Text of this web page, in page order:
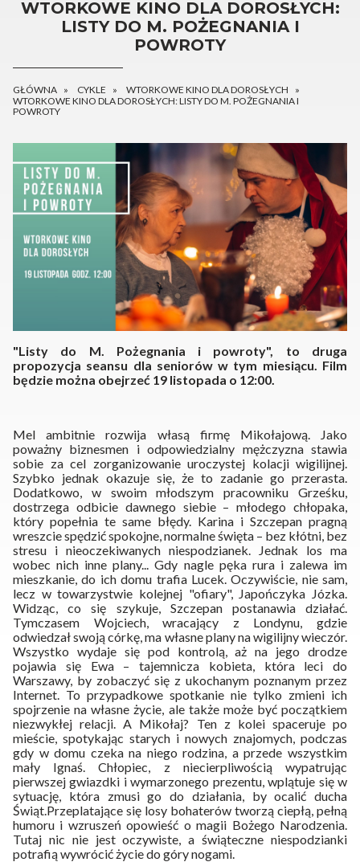
WTORKOWE KINO DLA DOROSŁYCH:
LISTY DO M. POŻEGNANIA I
POWROTY
GŁÓWNA CYKLE
WTORKOWE KINO DLA DOROSŁYCH
WTORKOWE KINO DLA DOROSŁYCH: LISTY DO M. POŻEGNANIA I
POWROTY
"Listy do M. Pożegnania i powroty", to druga
propozycja seansu dla seniorów w tym miesiącu. Film
będzie można obejrzeć 19 listopada o 12:00.
Mel ambitnie rozwija własą firmę Mikołajową. Jako
poważny biznesmen i odpowiedzialny mężczyzna stawia
sobie za cel zorganizowanie uroczystej kolacji wigilijnej.
Szybko jednak okazuje się, że to zadanie go przerasta.
Dodatkowo, w swoim młodszym pracowniku Grześku,
dostrzega odbicie dawnego siebie – młodego chłopaka,
który popełnia te same błędy. Karina i Szczepan pragną
wreszcie spędzić spokojne, normalne święta – bez kłótni, bez
stresu i nieoczekiwanych niespodzianek. Jednak los ma
wobec nich inne plany... Gdy nagle pęka rura i zalewa im
mieszkanie, do ich domu trafia Lucek. Oczywiście, nie sam,
lecz w towarzystwie kolejnej "ofiary", Japończyka Józka.
Widząc, co się szykuje, Szczepan postanawia działać.
Tymczasem Wojciech, wracający z Londynu, gdzie
odwiedzał swoją córkę, ma własne plany na wigilijny wieczór.
Wszystko wydaje się pod kontrolą, aż na jego drodze
pojawia się Ewa – tajemnicza kobieta, która leci do
Warszawy, by zobaczyć się z ukochanym poznanym przez
Internet. To przypadkowe spotkanie nie tylko zmieni ich
spojrzenie na własne życie, ale także może być początkiem
niezwykłej relacji. A Mikołaj? Ten z kolei spaceruje po
mieście, spotykając starych i nowych znajomych, podczas
gdy w domu czeka na niego rodzina, a przede wszystkim
mały Ignaś. Chłopiec, z niecierpliwością wypatrując
pierwszej gwiazdki i wymarzonego prezentu, wplątuje się w
sytuację, która zmusi go do działania, by ocalić ducha
Świąt.Przeplatające się losy bohaterów tworzą ciepłą, pełną
humoru i wzruszeń opowieść o magii Bożego Narodzenia.
Tutaj nic nie jest oczywiste, a świąteczne niespodzianki
potrafią wywrócić życie do góry nogami.